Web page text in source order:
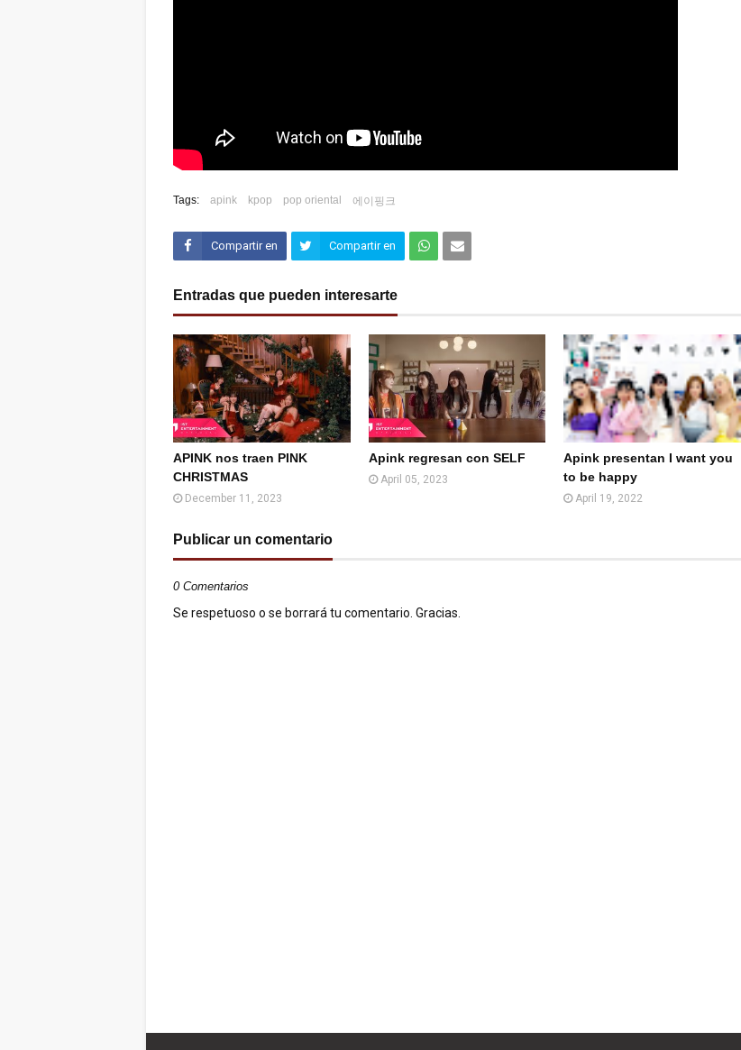
Tags: apink kpop pop oriental 에이핑크
Compartir en Compartir en
en
What
sApp
(Web
por
Email
Entradas que pueden interesarte
APINK nos traen PINK
CHRISTMAS
December 11, 2023
Apink regresan con SELF
April 05, 2023
Apink presentan I want you
to be happy
April 19, 2022
Publicar un comentario
0 Comentarios
Se respetuoso o se borrará tu comentario. Gracias.